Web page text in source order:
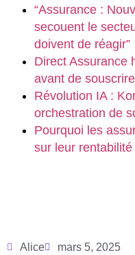
“Assurance :
secouent le
doivent de réagir”
Direct Assurance
avant de
Révolution IA :
orchestration de
Pourquoi les
sur leur
Alice mars 5, 2025